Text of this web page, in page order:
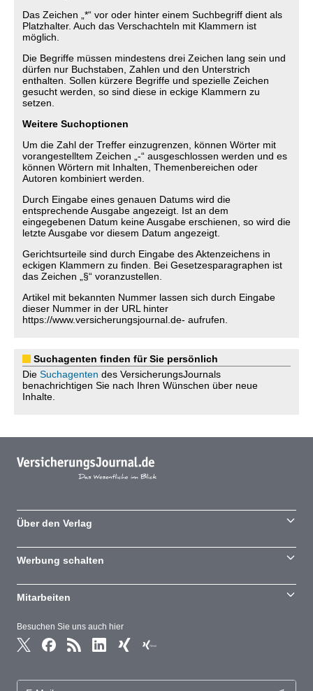
Das Zeichen „*“ vor oder hinter einem Suchbegriff dient als
Platzhalter. Auch das Verschachteln mit Klammern ist
möglich.
Die Begriffe müssen mindestens drei Zeichen lang sein und
dürfen nur Buchstaben, Zahlen und den Unterstrich
enthalten. Sollen kürzere Begriffe und spezielle Zeichen
gesucht werden, so sind diese in eckige Klammern zu
setzen.
Weitere Suchoptionen
Um die Zahl der Treffer einzugrenzen, können Wörter mit
vorangestelltem Zeichen „-“ ausgeschlossen werden und es
können Wörtern mit Inhalten, Themenbereichen oder
Autoren kombiniert werden.
Durch Eingabe eines genauen Datums wird die
entsprechende Ausgabe angezeigt. Ist an dem
eingegebenen Datum keine Ausgabe erschienen, so wird die
letzte Ausgabe vor diesem Datum angezeigt.
Gerichtsurteile sind durch Eingabe des Aktenzeichens in
eckigen Klammern zu finden. Bei Gesetzesparagraphen ist
das Zeichen „§“ voranzustellen.
Artikel mit bekannten Nummer lassen sich durch Eingabe
dieser Nummer in der URL hinter
https://www.versicherungsjournal.de- aufrufen.
Suchagenten finden für Sie persönlich
Die Suchagenten des VersicherungsJournals
benachrichtigen Sie nach Ihren Wünschen über neue
Inhalte.
Besuchen Sie uns auch hier
Über den Verlag
Werbung schalten
Mitarbeiten